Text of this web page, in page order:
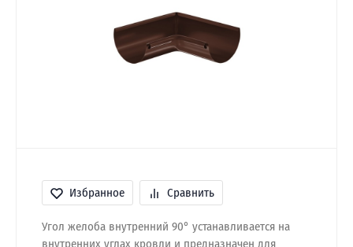
Избранное Сравнить
Угол желоба внутренний 90° устанавливается на
внутренних углах кровли и предназначен для